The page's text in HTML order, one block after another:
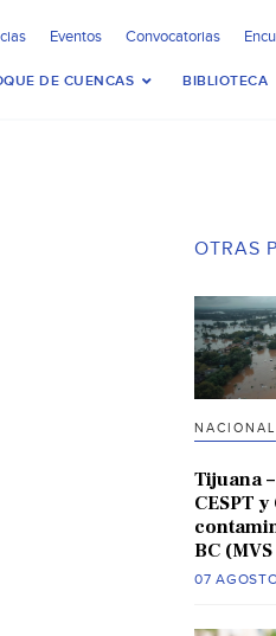
Eventos Convocatorias
DE CUENCAS BIBLIOTECA
OTRAS
NACIONAL
Tijuana
CESPT y
BC
07